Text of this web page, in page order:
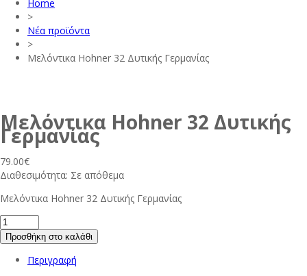
Home
>
Νέα προϊόντα
>
Μελόντικα Hohner 32 Δυτικής Γερμανίας
Μελόντικα Hohner 32 Δυτικής
Γερμανίας
79.00€
Διαθεσιμότητα: Σε απόθεμα
Μελόντικα Hohner 32 Δυτικής Γερμανίας
Προσθήκη στο καλάθι
Περιγραφή